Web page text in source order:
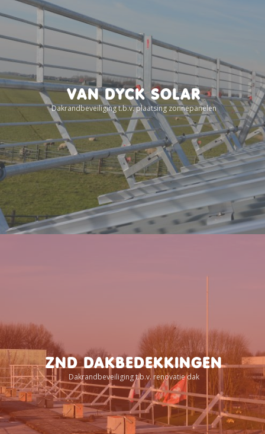
VAN DYCK SOLAR
Dakrandbeveiliging t.b.v. plaatsing zonnepanelen
ZND DAKBEDEKKINGEN
Dakrandbeveiliging t.b.v. renovatie dak